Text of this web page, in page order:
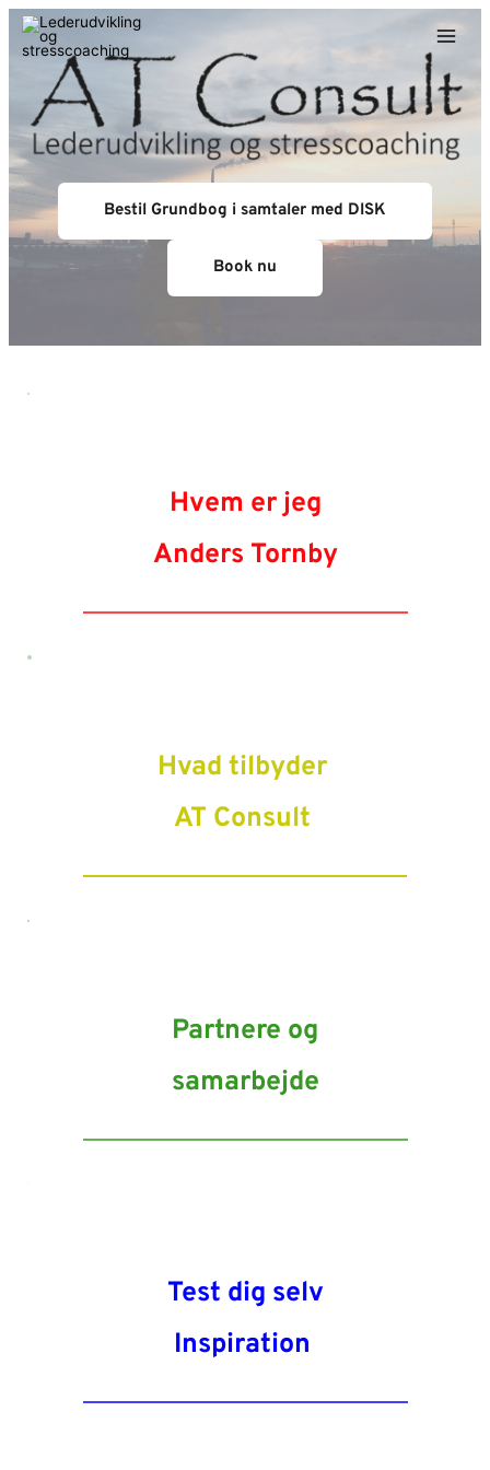
Gå
indholdet
Bestil Grundbog i samtaler med DISK
Book nu
Hvem er jeg
Anders Tornby
Hvad tilbyder
AT Consult
Partnere og
samarbejde
Test dig selv
Inspiration